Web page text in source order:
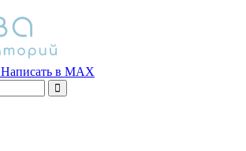
Написать в MAX